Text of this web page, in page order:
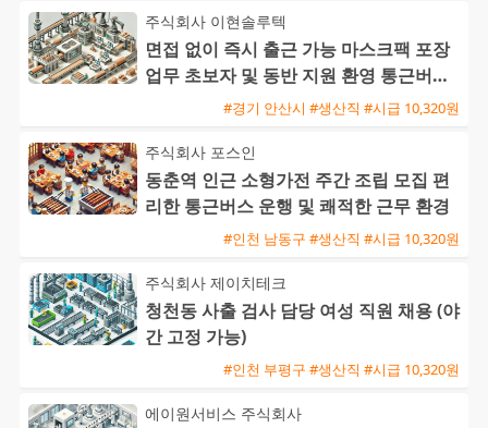
주식회사 이현솔루텍
면접 없이 즉시 출근 가능 마스크팩 포장
업무 초보자 및 동반 지원 환영 통근버스
#경기 안산시 #생산직 #시급 10,320원
주식회사 포스인
동춘역 인근 소형가전 주간 조립 모집 편
리한 통근버스 운행 및 쾌적한 근무 환경
#인천 남동구 #생산직 #시급 10,320원
주식회사 제이치테크
청천동 사출 검사 담당 여성 직원 채용 (야
간 고정 가능)
#인천 부평구 #생산직 #시급 10,320원
에이원서비스 주식회사